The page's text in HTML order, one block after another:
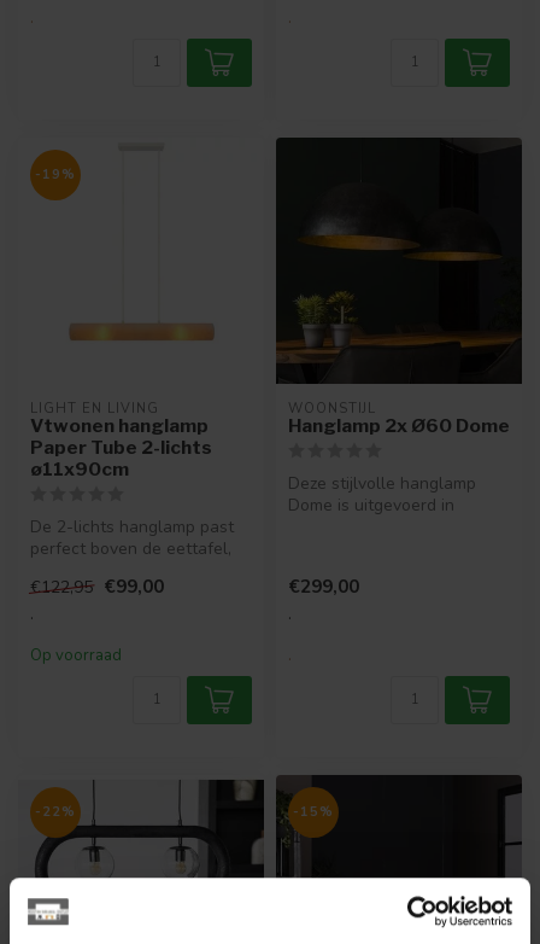
. .
-19%
LIGHT EN LIVING
Vtwonen hanglamp
Paper Tube 2-lichts
ø11x90cm
De 2-lichts hanglamp past
perfect boven de eettafel,
€122,95 €99,00
.
Op voorraad
WOONSTIJL
Hanglamp 2x Ø60 Dome
Deze stijlvolle hanglamp
Dome is uitgevoerd in
€299,00
.
.
-22% -15%